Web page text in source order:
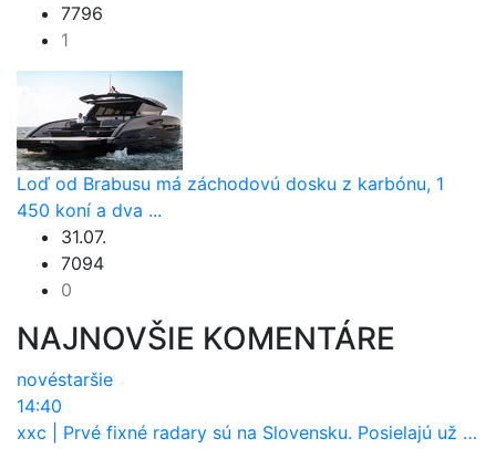
7796
1
Loď od Brabusu má záchodovú dosku z karbónu, 1
450 koní a dva ...
31.07.
7094
0
NAJNOVŠIE KOMENTÁRE
novéstaršie
14:40
xxc
Prvé fixné radary sú na Slovensku. Posielajú už pokuty? Ukáže ich Waze?